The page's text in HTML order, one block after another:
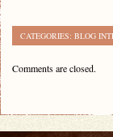
CATEGORIES: BLOG
Comments are closed.